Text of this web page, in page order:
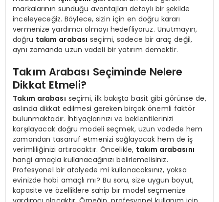
markalarının sunduğu avantajları detaylı bir şekilde
inceleyeceğiz. Böylece, sizin için en doğru kararı
vermenize yardımcı olmayı hedefliyoruz. Unutmayın,
doğru takım arabası seçimi, sadece bir araç değil,
aynı zamanda uzun vadeli bir yatırım demektir.
Takım Arabası Seçiminde Nelere
Dikkat Etmeli?
Takım arabası seçimi, ilk bakışta basit gibi görünse de,
aslında dikkat edilmesi gereken birçok önemli faktör
bulunmaktadır. İhtiyaçlarınızı ve beklentilerinizi
karşılayacak doğru modeli seçmek, uzun vadede hem
zamandan tasarruf etmenizi sağlayacak hem de iş
verimliliğinizi artıracaktır. Öncelikle, takım arabasını
hangi amaçla kullanacağınızı belirlemelisiniz.
Profesyonel bir atölyede mi kullanacaksınız, yoksa
evinizde hobi amaçlı mı? Bu soru, size uygun boyut,
kapasite ve özelliklere sahip bir model seçmenize